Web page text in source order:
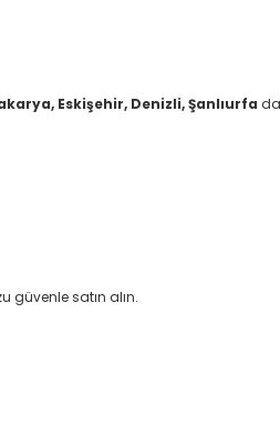
Eskişehir, Denizli, Şanlıurfa
güvenle satın alın.